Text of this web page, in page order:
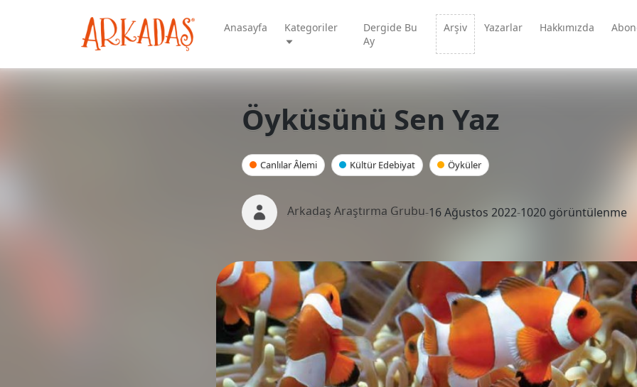
Anasayfa Kategoriler
Dergide Bu
Ay
Arşiv Yazarlar Hakkımızda
Öyküsünü Sen Yaz
Canlılar Âlemi Kültür Edebiyat Öyküler
Arkadaş Araştırma Grubu-16 Ağustos 2022-1020 görüntülenme